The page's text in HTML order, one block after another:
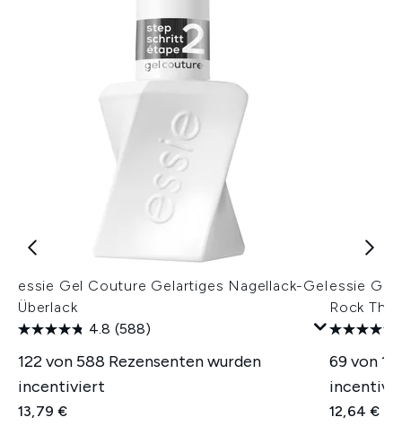
essie Gel Couture Gelartiges Nagellack-Gel
Überlack
4.8 (588)
122 von 588 Rezensenten wurden
incentiviert
13,79 €
essie Gel
Rock The
69 von
12,64 €